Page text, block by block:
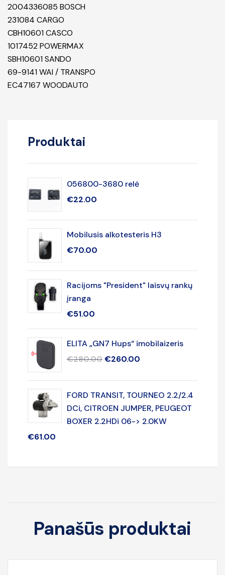
2004336085 BOSCH
231084 CARGO
CBH10601 CASCO
1017452 POWERMAX
SBH10601 SANDO
69-9141 WAI / TRANSPO
EC47167 WOODAUTO
Produktai
056800-3680 relė
€22.00
Mobilusis alkotesteris H3
€70.00
Racijoms "President" laisvų rankų
įranga
€51.00
ELITA „GN7 Hups“ imobilaizeris
€280.00 €260.00
FORD TRANSIT, TOURNEO 2.2/2.4
DCi, CITROEN JUMPER, PEUGEOT
BOXER 2.2HDi 06-> 2.0KW
€61.00
Panašūs produktai